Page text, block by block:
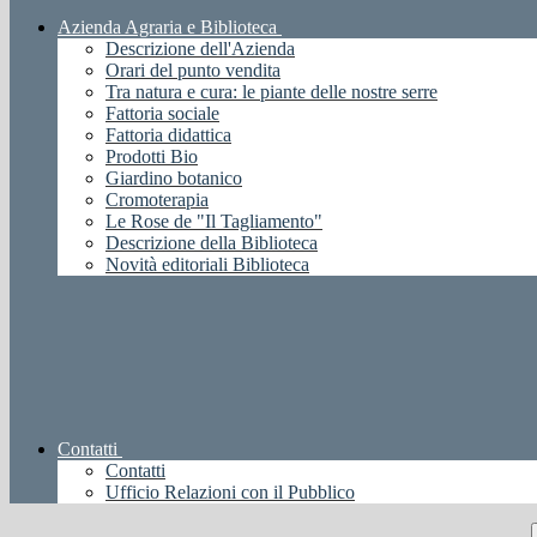
Azienda Agraria e Biblioteca
Descrizione dell'Azienda
Orari del punto vendita
Tra natura e cura: le piante delle nostre serre
Fattoria sociale
Fattoria didattica
Prodotti Bio
Giardino botanico
Cromoterapia
Le Rose de "Il Tagliamento"
Descrizione della Biblioteca
Novità editoriali Biblioteca
Contatti
Contatti
Ufficio Relazioni con il Pubblico